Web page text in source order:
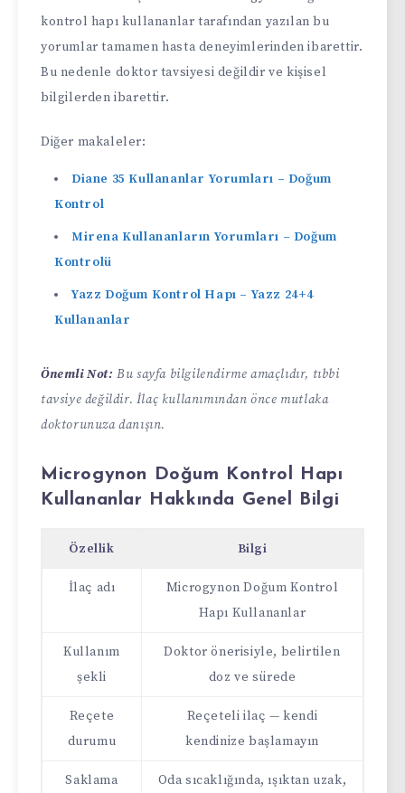
kontrol hapı kullananlar tarafından yazılan bu
yorumlar tamamen hasta deneyimlerinden ibarettir.
Bu nedenle doktor tavsiyesi değildir ve kişisel
bilgilerden ibarettir.
Diğer makaleler:
Diane 35 Kullananlar Yorumları – Doğum
Kontrol
Mirena Kullananların Yorumları – Doğum
Kontrolü
Yazz Doğum Kontrol Hapı – Yazz 24+4
Kullananlar
Önemli Not: Bu sayfa bilgilendirme amaçlıdır, tıbbi
tavsiye değildir. İlaç kullanımından önce mutlaka
doktorunuza danışın.
Microgynon Doğum Kontrol Hapı
Kullananlar Hakkında Genel Bilgi
Özellik Bilgi
İlaç adı
Microgynon Doğum Kontrol
Hapı Kullananlar
Kullanım
şekli
Doktor önerisiyle, belirtilen
doz ve sürede
Reçete
durumu
Reçeteli ilaç — kendi
kendinize başlamayın
Saklama
Oda sıcaklığında, ışıktan uzak,